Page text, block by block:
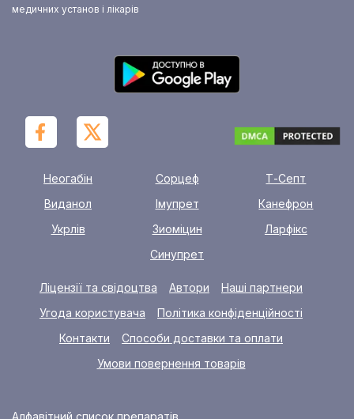
медичних установ і лікарів
Неогабін Сорцеф
Т-Септ
Виданол
Імупрет
Канефрон
Укрлів
Зиоміцин
Ларфікс
Синупрет
Ліцензії та свідоцтва Автори
Наші партнери
Угода користувача
Політика конфіденційності
Контакти
Способи доставки та оплати
Умови повернення товарів
Алфавітний список препаратів